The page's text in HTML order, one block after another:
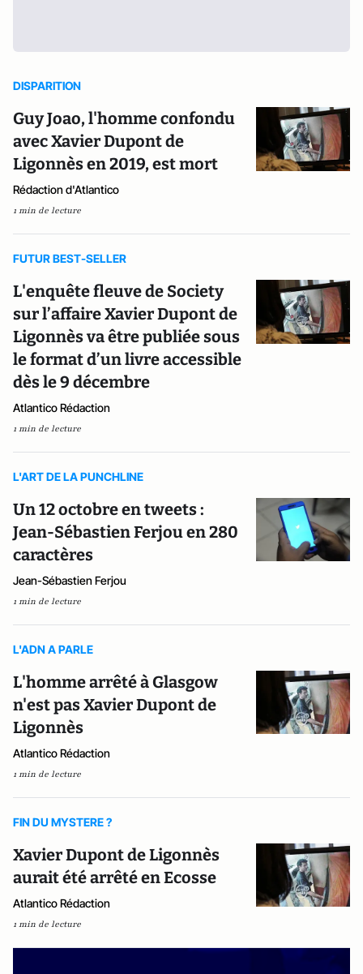
DISPARITION
Guy Joao, l'homme confondu
avec Xavier Dupont de
Ligonnès en 2019, est mort
Rédaction d'Atlantico
1 min de lecture
FUTUR BEST-SELLER
L'enquête fleuve de Society
sur l’affaire Xavier Dupont de
Ligonnès va être publiée sous
le format d’un livre accessible
dès le 9 décembre
Atlantico Rédaction
1 min de lecture
L'ART DE LA PUNCHLINE
Un 12 octobre en tweets :
Jean-Sébastien Ferjou en 280
caractères
Jean-Sébastien Ferjou
1 min de lecture
L'ADN A PARLE
L'homme arrêté à Glasgow
n'est pas Xavier Dupont de
Ligonnès
Atlantico Rédaction
1 min de lecture
FIN DU MYSTERE ?
Xavier Dupont de Ligonnès
aurait été arrêté en Ecosse
Atlantico Rédaction
1 min de lecture